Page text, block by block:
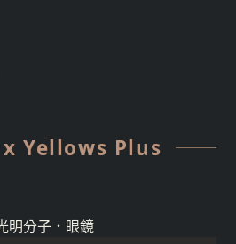
x Yellows Plus